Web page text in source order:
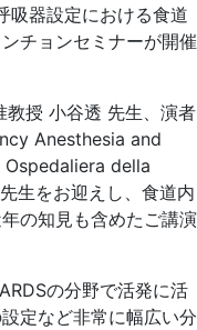
吸器設定における食道
チョンセミナーが開催
教授 小谷透 先生、演者
Anesthesia and
Ospedaliera della
生をお迎えし、食道内
の知見も含めたご講演
の分野で活発に活
定など非常に幅広い分